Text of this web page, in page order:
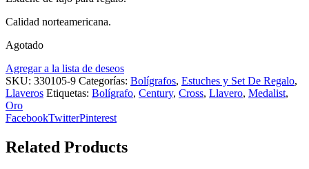
Calidad norteamericana.
Agotado
Agregar a la lista de deseos
SKU: 330105-9 Categorías: Bolígrafos, Estuches y Set De Regalo,
Llaveros Etiquetas: Bolígrafo, Century, Cross, Llavero, Medalist,
Oro
FacebookTwitterPinterest
Related Products